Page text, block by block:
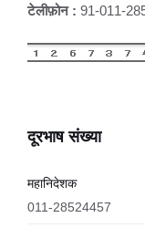
टेलीफ़ोन : 91-011-
दूरभाष संख्या
महानिदेशक
011-28524457